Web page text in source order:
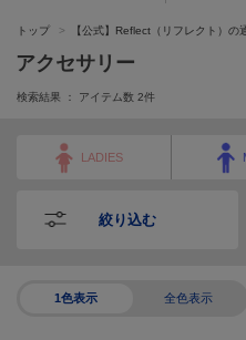
トップ 【公式】Reflect（リフレクト）の
アクセサリー
検索結果 ： アイテム数 2件
LADIES
絞り込む
1色表示 全色表示